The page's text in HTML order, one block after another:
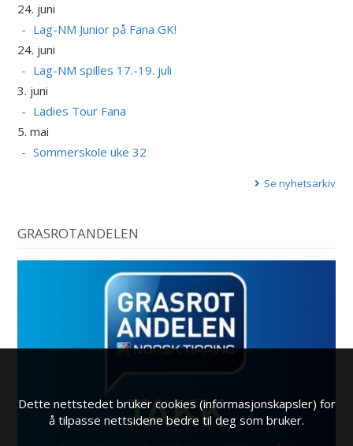
24. juni
Lag-NM Junior på Fana GK!
24. juni
Lag-NM spilles 17.-19. juli
3. juni
Ladies Tour Fana
5. mai
Sommerskole uke 32
Se nyhetsarkiv
GRASROTANDELEN
Dette nettstedet bruker cookies (informasjonskapsler) for
å tilpasse nettsidene bedre til deg som bruker.